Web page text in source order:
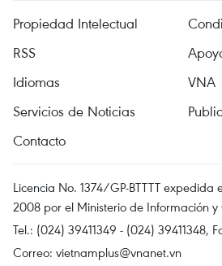
Propiedad Intelectual
RSS
Idiomas
VNA
Servicios de Noticias
Contacto
Licencia No. 1374/GP-BTTTT expedida
2008 por el Ministerio de Información y
Tel.: (024) 39411349 - (024) 39411348,
Correo: vietnamplus@vnanet.vn